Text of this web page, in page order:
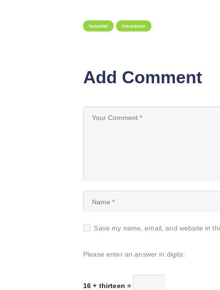
hospital insurance
Add Comment
Save my name, email, and website in
Please enter an answer in digits:
16 + thirteen =